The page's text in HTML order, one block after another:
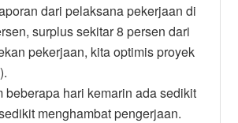
dari pelaksana pekerjaan di
surplus sekitar 8 persen dari
pekerjaan, kita optimis proyek
hari kemarin ada sedikit
menghambat pengerjaan.